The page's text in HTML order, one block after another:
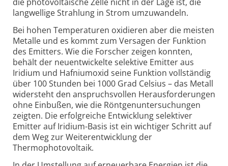
langwellige Strahlung in Strom umzuwandeln.
Bei hohen Temperaturen oxidieren aber die meisten
Metalle und es kommt zum Versagen der Funktion
des Emitters. Wie die Forscher zeigen konnten,
behält der neuentwickelte selektive Emitter aus
Iridium und Hafniumoxid seine Funktion vollständig
über 100 Stunden bei 1000 Grad Celsius – das Metall
widersteht den anspruchsvollen Herausforderungen
ohne Einbußen, wie die Röntgenuntersuchungen
zeigten. Die erfolgreiche Entwicklung selektiver
Emitter auf Iridium-Basis ist ein wichtiger Schritt auf
dem Weg zur Weiterentwicklung der
Thermophotovoltaik.